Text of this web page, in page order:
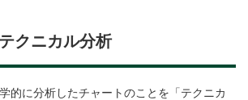
クニカル分析
的に分析したチャートのことを「テクニカ